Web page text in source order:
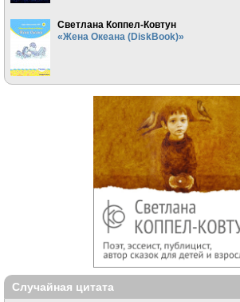
Светлана Коппел-Ковтун
«Жена Океана (DiskBook)»
Случайная цитата